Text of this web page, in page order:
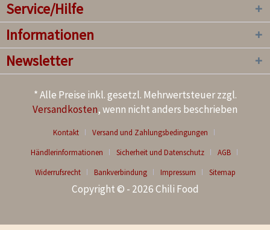
Service/Hilfe
Informationen
Newsletter
* Alle Preise inkl. gesetzl. Mehrwertsteuer zzgl.
Versandkosten, wenn nicht anders beschrieben
Kontakt
Versand und Zahlungsbedingungen
Händlerinformationen
Sicherheit und Datenschutz
AGB
Widerrufsrecht
Bankverbindung Impressum Sitemap
Copyright © - 2026 Chili Food